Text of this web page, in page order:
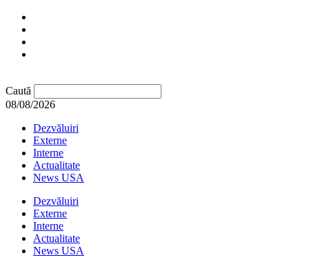
Caută
08/08/2026
Dezvăluiri
Externe
Interne
Actualitate
News USA
Dezvăluiri
Externe
Interne
Actualitate
News USA